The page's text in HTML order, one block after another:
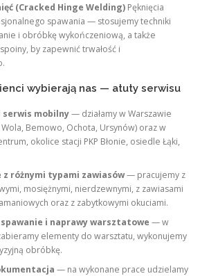
(Cracked Hinge Welding)Pęknięcia
spawania — stosujemy techniki
i obróbkę wykończeniową, a także
by zapewnić trwałość i
wybierają nas — atuty serwisu
serwis mobilny— działamy w Warszawie
Bemowo, Ochota, Ursynów) oraz w
okolice stacji PKP Błonie, osiedle Łąki,
z różnymi typami zawiasów— pracujemy z
mosiężnymi, nierdzewnymi, z zawiasami
oraz z zabytkowymi okuciami.
i naprawy warsztatowe — w
elementy do warsztatu, wykonujemy
obróbkę.
— na wykonane prace udzielamy